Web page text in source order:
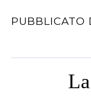
PUBBLICATO